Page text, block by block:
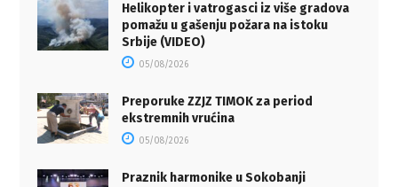
Helikopter i vatrogasci iz više gradova
pomažu u gašenju požara na istoku
Srbije (VIDEO)
05/08/2026
Preporuke ZZJZ TIMOK za period
ekstremnih vrućina
05/08/2026
Praznik harmonike u Sokobanji